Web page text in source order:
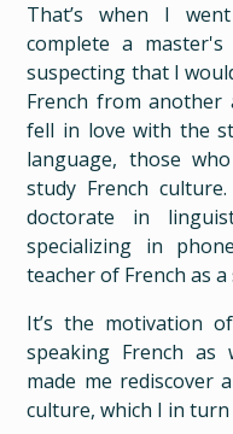
That’s when I
complete a
suspecting that I
French from another
fell in love with the
language, those
study French
doctorate in
specializing in
teacher of French as
It’s the motivation
speaking French
made me rediscover
culture, which I in